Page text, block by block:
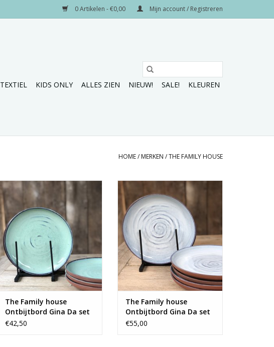
0 Artikelen - €0,00 Mijn account / Registreren
TEXTIEL KIDS ONLY ALLES ZIEN NIEUW! SALE! KLEUREN
HOME/ MERKEN /THE FAMILY HOUSE
Prachtige set van 6 terracotta
ontbijtborden.
TOEVOEGEN AAN WINKELWAGEN
The Family house
Ontbijtbord Gina Da set
van 6 - Groen
€42,50
Prachtige set van 8 terracotta
ontbijt borden.
TOEVOEGEN AAN WINKELWAGEN
The Family house
Ontbijtbord Gina Da set
van 8 - blauw
€55,00